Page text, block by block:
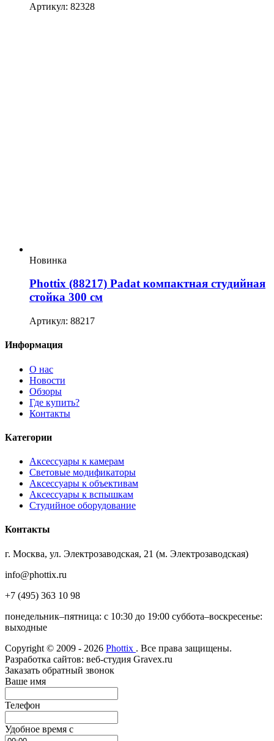
Артикул: 82328
Новинка
Phottix (88217) Padat компактная студийная
стойка 300 см
Артикул: 88217
Информация
О нас
Новости
Обзоры
Где купить?
Контакты
Категории
Аксессуары к камерам
Световые модификаторы
Аксессуары к объективам
Аксессуары к вспышкам
Студийное оборудование
Контакты
г. Москва, ул. Электрозаводская, 21 (м. Электрозаводская)
info@phottix.ru
+7 (495) 363 10 98
понедельник–пятница: с 10:30 до 19:00 суббота–воскресенье:
выходные
Copyright © 2009 - 2026 Phottix . Все права защищены.
Разработка сайтов: веб-студия Gravex.ru
Заказать обратный звонок
Ваше имя
Телефон
Удобное время c